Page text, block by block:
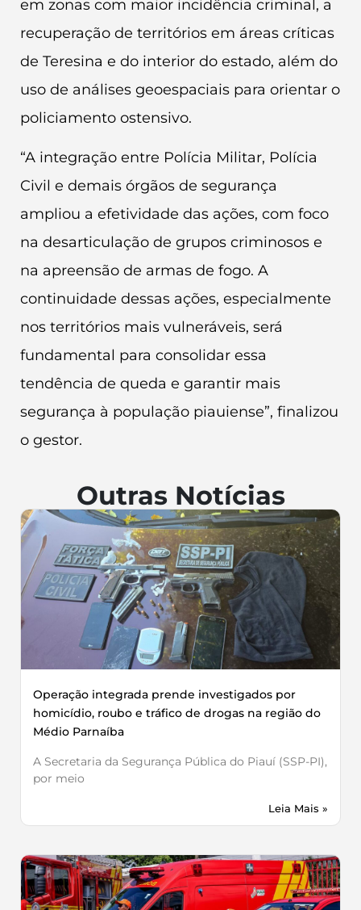
em zonas com maior incidência criminal, a
recuperação de territórios em áreas críticas
de Teresina e do interior do estado, além do
uso de análises geoespaciais para orientar o
policiamento ostensivo.
“A integração entre Polícia Militar, Polícia
Civil e demais órgãos de segurança
ampliou a efetividade das ações, com foco
na desarticulação de grupos criminosos e
na apreensão de armas de fogo. A
continuidade dessas ações, especialmente
nos territórios mais vulneráveis, será
fundamental para consolidar essa
tendência de queda e garantir mais
segurança à população piauiense”, finalizou
o gestor.
Outras Notícias
Operação integrada prende investigados por
homicídio, roubo e tráfico de drogas na região do
Médio Parnaíba
A Secretaria da Segurança Pública do Piauí (SSP-PI),
por meio
Leia Mais »